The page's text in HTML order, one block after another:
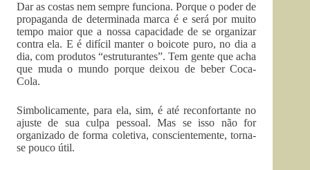
Dar as costas nem sempre funciona. Porque o poder de
propaganda de determinada marca é e será por muito
tempo maior que a nossa capacidade de se organizar
contra ela. E é difícil manter o boicote puro, no dia a
dia, com produtos “estruturantes”. Tem gente que acha
que muda o mundo porque deixou de beber Coca-
Cola.
Simbolicamente, para ela, sim, é até reconfortante no
ajuste de sua culpa pessoal. Mas se isso não for
organizado de forma coletiva, conscientemente, torna-
se pouco útil.